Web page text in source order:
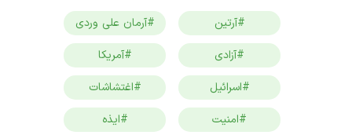
#آرتین
#آرمان علی وردی
#آزادی
#آمریکا
#اسرائیل
#اغتشاشات
#امنیت
#ایذه